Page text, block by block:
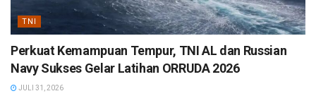
TNI
Perkuat Kemampuan Tempur, TNI AL dan Russian
Navy Sukses Gelar Latihan ORRUDA 2026
JULI 31, 2026